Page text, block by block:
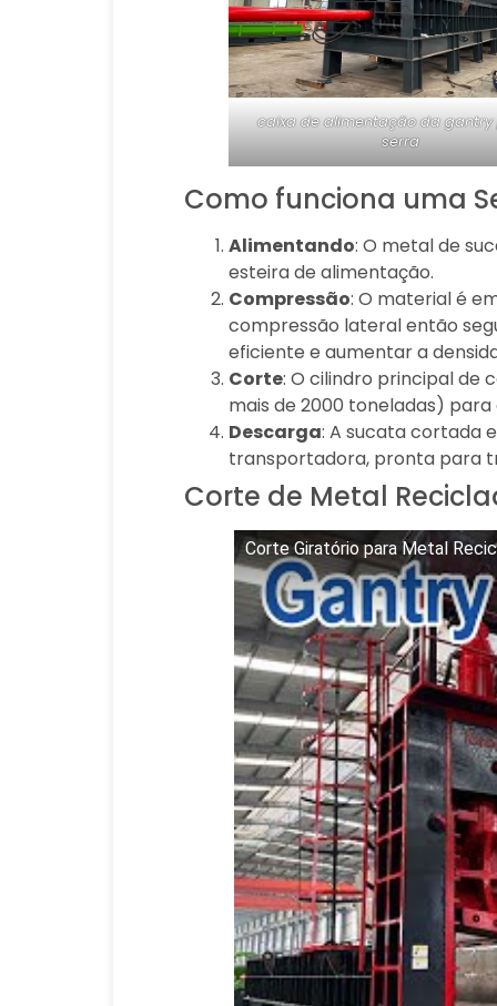
caixa de alimentação da gantry
serra
Como funciona uma
Alimentando: O metal de
esteira de alimentação.
Compressão: O material é
compressão lateral então
eficiente e aumentar a
Corte: O cilindro principal de
mais de 2000 toneladas)
Descarga: A sucata cortada
transportadora, pronta para
Corte de Metal
Corte Giratório para Metal